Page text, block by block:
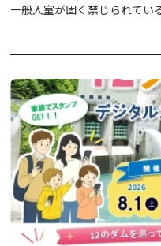
一般入室が固く禁じられてい
●日光西町モ－ニング散歩
すがすがしい朝の時間帯に、
み」を見ながら散歩を楽しむ
⇒詳細はこちら
●歴史の山内朝のそぞろ歩き
少し早起きをして、歴史につ
散歩するツアーです。
⇒詳細はこちら